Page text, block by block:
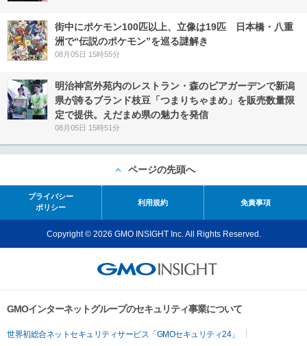
街中にポケモン100匹以上、立像は19匹 日本橋・八重
洲で“伝説のポケモン”を巡る謎解き
08月05日 15時55分
明治神宮外苑内のレストラン・森のビアガーデンで新潟
県が誇るブランド枝豆「つまりちゃまめ」を販売数量限
定で提供。えだまめ県の魅力を発信
08月05日 15時51分
ページの先頭へ
プライバシー
ポリシー
利用規約 免責事項
Copyright © 2026 GMO INSIGHT Inc. All Rights Reserved.
GMOインターネットグループのセキュリティ事業について
世界初総合ネットセキュリティサービス「GMOセキュリティ24」